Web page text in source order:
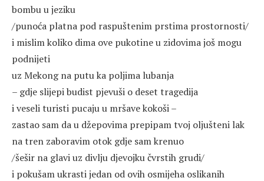
bombu u jeziku
/punoća platna pod raspuštenim prstima prostornosti/
i mislim koliko dima ove pukotine u zidovima još mogu
podnijeti
uz Mekong na putu ka poljima lubanja
– gdje slijepi budist pjevuši o deset tragedija
i veseli turisti pucaju u mršave kokoši –
zastao sam da u džepovima prepipam tvoj oljušteni lak
na tren zaboravim otok gdje sam krenuo
/šešir na glavi uz divlju djevojku čvrstih grudi/
i pokušam ukrasti jedan od ovih osmijeha oslikanih